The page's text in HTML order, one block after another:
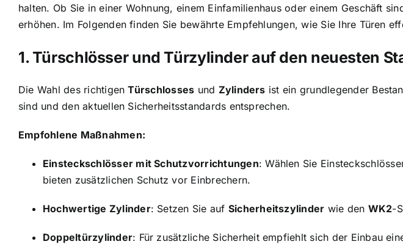
halten. Ob Sie in einer Wohnung, einem Einfamilienhaus oder einem Geschäft
erhöhen. Im Folgenden finden Sie bewährte Empfehlungen, wie Sie Ihre Türen
1. Türschlösser und Türzylinder auf den neuesten
Die Wahl des richtigenTürschlosses und Zylinders ist ein grundlegender
sind und den aktuellen Sicherheitsstandards entsprechen.
Empfohlene Maßnahmen:
Einsteckschlösser mit Schutzvorrichtungen: Wählen Sie
bieten zusätzlichen Schutz vor Einbrechern.
Hochwertige Zylinder: Setzen Sie auf Sicherheitszylinder wie den WK2-
Doppeltürzylinder: Für zusätzliche Sicherheit empfiehlt sich der Einbau